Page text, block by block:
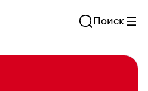
Поиск